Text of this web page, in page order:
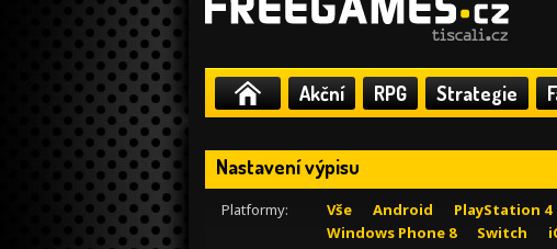
Akční RPG Strategie
Nastavení výpisu
Platformy: Vše Android PlayStation 4
Windows Phone 8
Switch